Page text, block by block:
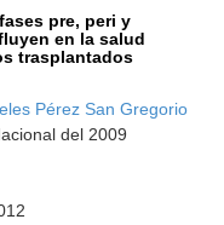
pre, peri y
en la salud
trasplantados
Pérez San Gregorio
del 2009